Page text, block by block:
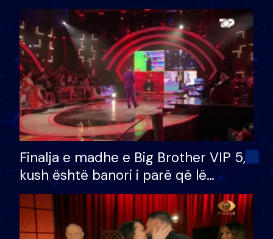
Finalja e madhe e Big Brother VIP 5,
kush është banori i parë që lë
shtëpinë dhe humb mundësinë për
të fituar çmimin e madh